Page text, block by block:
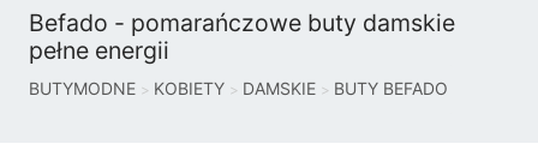
Befado - pomarańczowe buty damskie
pełne energii
BUTYMODNE KOBIETY DAMSKIE BUTY BEFADO